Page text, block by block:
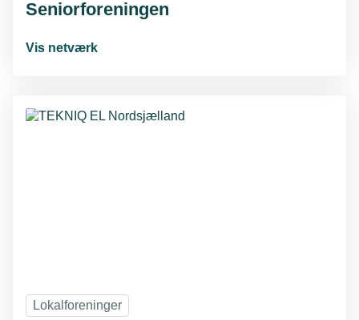
Seniorforeningen
Vis netværk
Lokalforeninger